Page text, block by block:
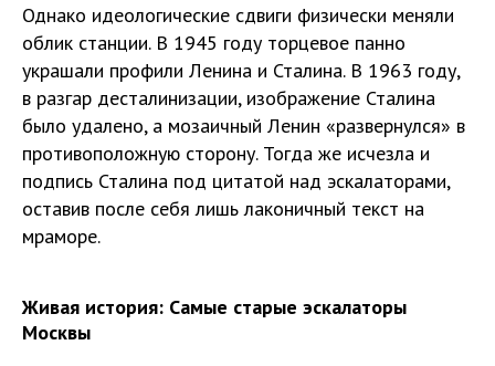
Однако идеологические сдвиги физически меняли
облик станции. В 1945 году торцевое панно
украшали профили Ленина и Сталина. В 1963 году,
в разгар десталинизации, изображение Сталина
было удалено, а мозаичный Ленин «развернулся» в
противоположную сторону. Тогда же исчезла и
подпись Сталина под цитатой над эскалаторами,
оставив после себя лишь лаконичный текст на
мраморе.
Живая история: Самые старые эскалаторы
Москвы